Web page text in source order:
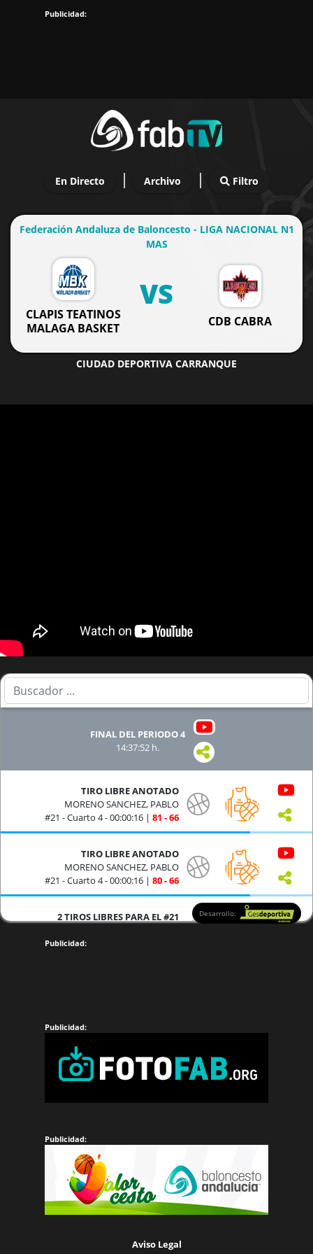
En Directo | Archivo | Filtro
Federación Andaluza de Baloncesto - LIGA NACIONAL N1
MAS
CLAPIS TEATINOS
MALAGA BASKET
VS
CDB CABRA
CIUDAD DEPORTIVA CARRANQUE
Aviso Legal